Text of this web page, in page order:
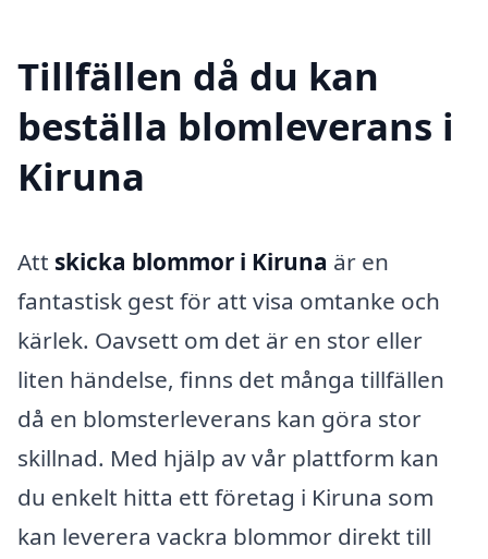
Tillfällen då du kan
beställa blomleverans i
Kiruna
Att skicka blommor i Kiruna är en
fantastisk gest för att visa omtanke och
kärlek. Oavsett om det är en stor eller
liten händelse, finns det många tillfällen
då en blomsterleverans kan göra stor
skillnad. Med hjälp av vår plattform kan
du enkelt hitta ett företag i Kiruna som
kan leverera vackra blommor direkt till